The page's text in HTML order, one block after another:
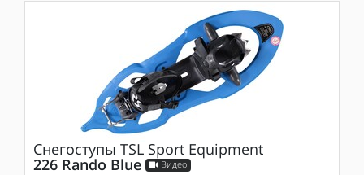
Снегоступы TSL Sport Equipment
226 Rando Blue Видео